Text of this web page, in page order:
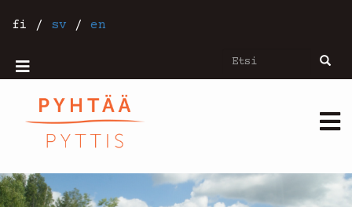
pääsisältöön
fi / sv / en
Etsi Etsi
Mobiilivalikko